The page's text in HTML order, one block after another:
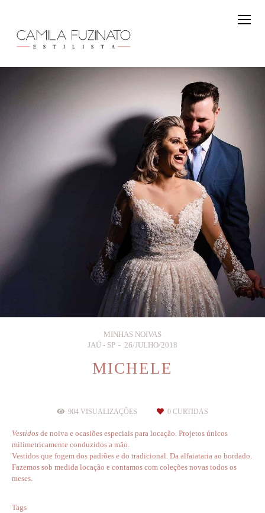
MINHAS NOIVAS
JAÚ - SP
26/JULHO/2018
MICHELE
904 VISUALIZAÇÕES 0 CURTIDAS
Vestidos de noiva e ocasiões especiais para locação. Projetos únicos
milimetricamente conduzidos a mão.
Vestidos que fogem dos padrões e do tradicional. Da alfaiataria ao bordado.
Fazemos sob medida locação e contamos com coleções novas todos os
meses.
Tags